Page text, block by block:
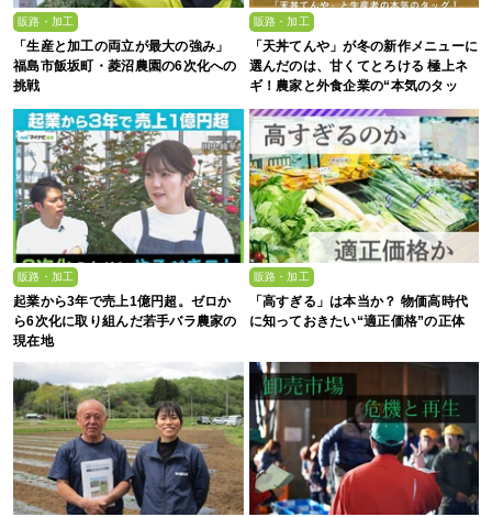
販路・加工
「生産と加工の両立が最大の強み」
福島市飯坂町・菱沼農園の6次化への
挑戦
販路・加工
「天丼てんや」が冬の新作メニューに
選んだのは、甘くてとろける 極上ネ
ギ！農家と外食企業の“本気のタッ
グ”が生んだ一杯
販路・加工
起業から3年で売上1億円超。ゼロか
ら6次化に取り組んだ若手バラ農家の
現在地
販路・加工
「高すぎる」は本当か？ 物価高時代
に知っておきたい“適正価格”の正体